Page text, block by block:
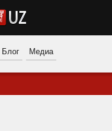
Блог Медиа